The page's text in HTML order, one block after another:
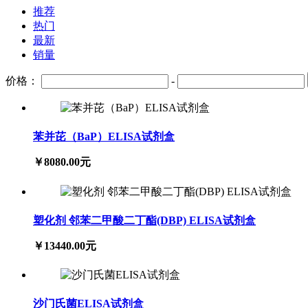
推荐
热门
最新
销量
价格： -
苯并芘（BaP）ELISA试剂盒
￥8080.00元
塑化剂 邻苯二甲酸二丁酯(DBP) ELISA试剂盒
￥13440.00元
沙门氏菌ELISA试剂盒